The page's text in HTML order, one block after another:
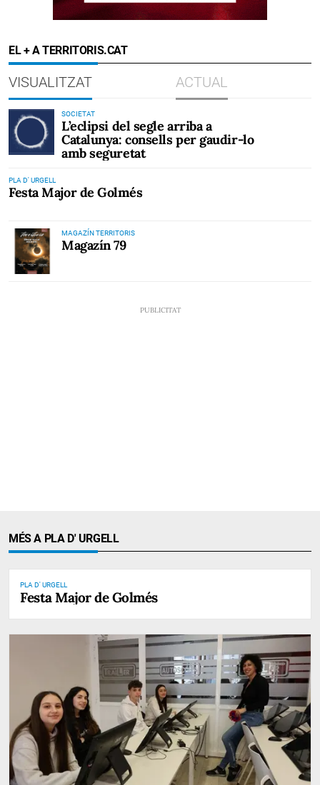
EL + A TERRITORIS.CAT
VISUALITZAT ACTUAL
SOCIETAT
L’eclipsi del segle arriba a
Catalunya: consells per gaudir-lo
amb seguretat
PLA D' URGELL
Festa Major de Golmés
MAGAZÍN TERRITORIS
Magazín 79
MÉS A PLA D' URGELL
PLA D' URGELL
Festa Major de Golmés